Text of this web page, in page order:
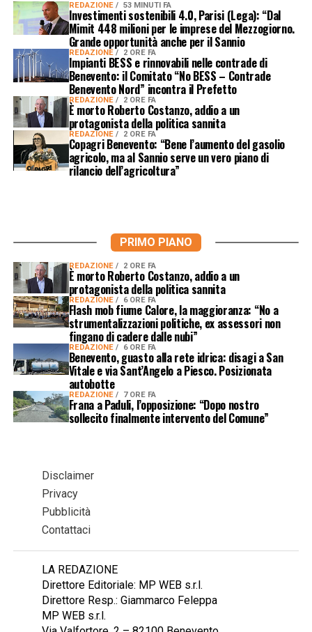
REDAZIONE 53 MINUTI FA
Investimenti sostenibili 4.0, Parisi (Lega): “Dal
Mimit 448 milioni per le imprese del Mezzogiorno.
Grande opportunità anche per il Sannio
REDAZIONE 2 ORE FA
Impianti BESS e rinnovabili nelle contrade di
Benevento: il Comitato “No BESS – Contrade
Benevento Nord” incontra il Prefetto
REDAZIONE 2 ORE FA
È morto Roberto Costanzo, addio a un
protagonista della politica sannita
REDAZIONE 2 ORE FA
Copagri Benevento: “Bene l’aumento del gasolio
agricolo, ma al Sannio serve un vero piano di
rilancio dell’agricoltura”
PRIMO PIANO
REDAZIONE 2 ORE FA
È morto Roberto Costanzo, addio a un
protagonista della politica sannita
REDAZIONE 6 ORE FA
Flash mob fiume Calore, la maggioranza: “No a
strumentalizzazioni politiche, ex assessori non
fingano di cadere dalle nubi”
REDAZIONE 6 ORE FA
Benevento, guasto alla rete idrica: disagi a San
Vitale e via Sant’Angelo a Piesco. Posizionata
autobotte
REDAZIONE 7 ORE FA
Frana a Paduli, l’opposizione: “Dopo nostro
sollecito finalmente intervento del Comune”
Disclaimer
Privacy
Pubblicità
Contattaci
LA REDAZIONE
Direttore Editoriale: MP WEB s.r.l.
Direttore Resp.: Giammarco Feleppa
MP WEB s.r.l.